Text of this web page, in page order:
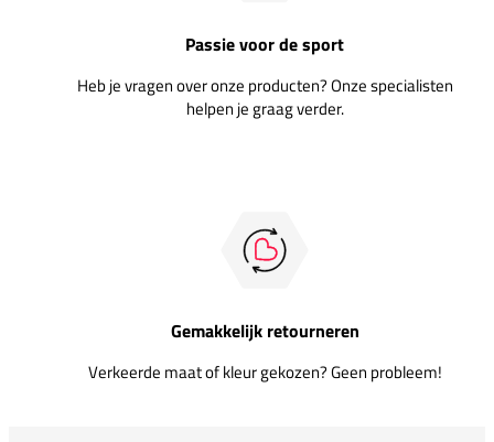
Passie voor de sport
Heb je vragen over onze producten? Onze specialisten
helpen je graag verder.
Gemakkelijk retourneren
Verkeerde maat of kleur gekozen? Geen probleem!